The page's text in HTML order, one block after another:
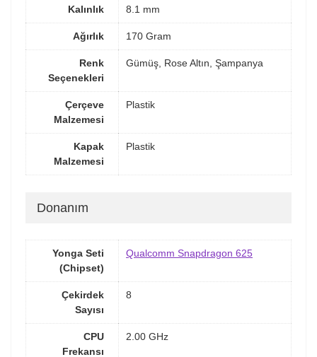
Kalınlık 8.1 mm
Ağırlık 170 Gram
Renk
Seçenekleri
Gümüş, Rose Altın, Şampanya
Çerçeve
Malzemesi
Plastik
Kapak
Malzemesi
Plastik
Donanım
Yonga Seti
(Chipset)
Qualcomm Snapdragon 625
Çekirdek
Sayısı
8
CPU
Frekansı
2.00 GHz